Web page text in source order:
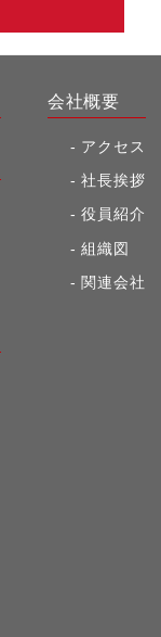
会社概要
アクセス
社長挨拶
役員紹介
組織図
関連会社